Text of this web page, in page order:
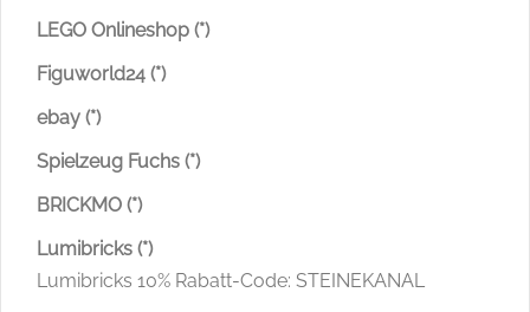
LEGO Onlineshop (*)
Figuworld24 (*)
ebay (*)
Spielzeug Fuchs (*)
BRICKMO (*)
Lumibricks (*)
Lumibricks 10% Rabatt-Code: STEINEKANAL